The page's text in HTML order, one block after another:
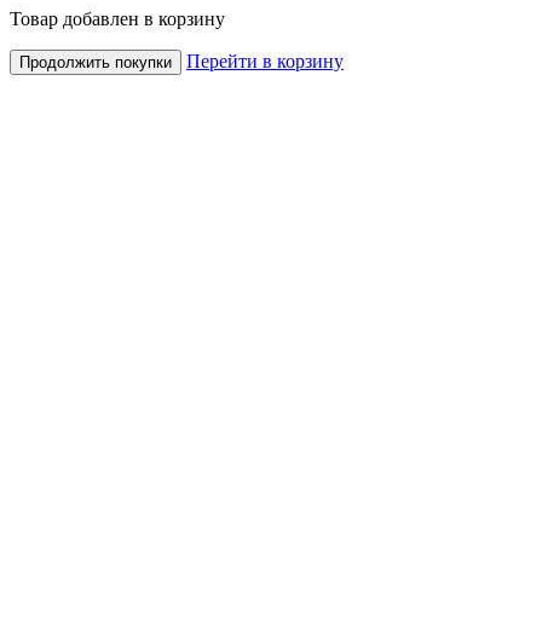
Товар добавлен в корзину
Продолжить покупки Перейти в корзину